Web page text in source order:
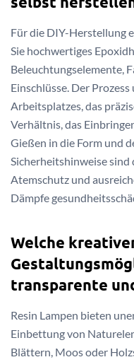
Für die DIY-Herstellung
Sie hochwertiges
Beleuchtungselemente,
Einschlüsse. Der
Arbeitsplatzes, das
Verhältnis, das
Gießen in die Form und
Sicherheitshinweise sind
Atemschutz und
Dämpfe
Welche
transparente
Resin Lampen bieten
Einbettung von
Blättern, Moos oder